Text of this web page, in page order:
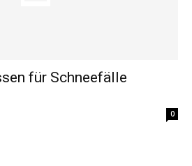
für Schneefälle
0